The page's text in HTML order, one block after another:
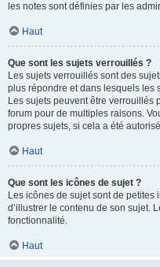
les notes sont définies par les
Haut
Que sont les sujets verrouillés ?
Les sujets verrouillés sont des
plus répondre et dans lesquels les
Les sujets peuvent être verrouillés
forum pour de multiples raisons.
propres sujets, si cela a été
Haut
Que sont les icônes de sujet ?
Les icônes de sujet sont de petites
d’illustrer le contenu de son sujet.
fonctionnalité.
Haut